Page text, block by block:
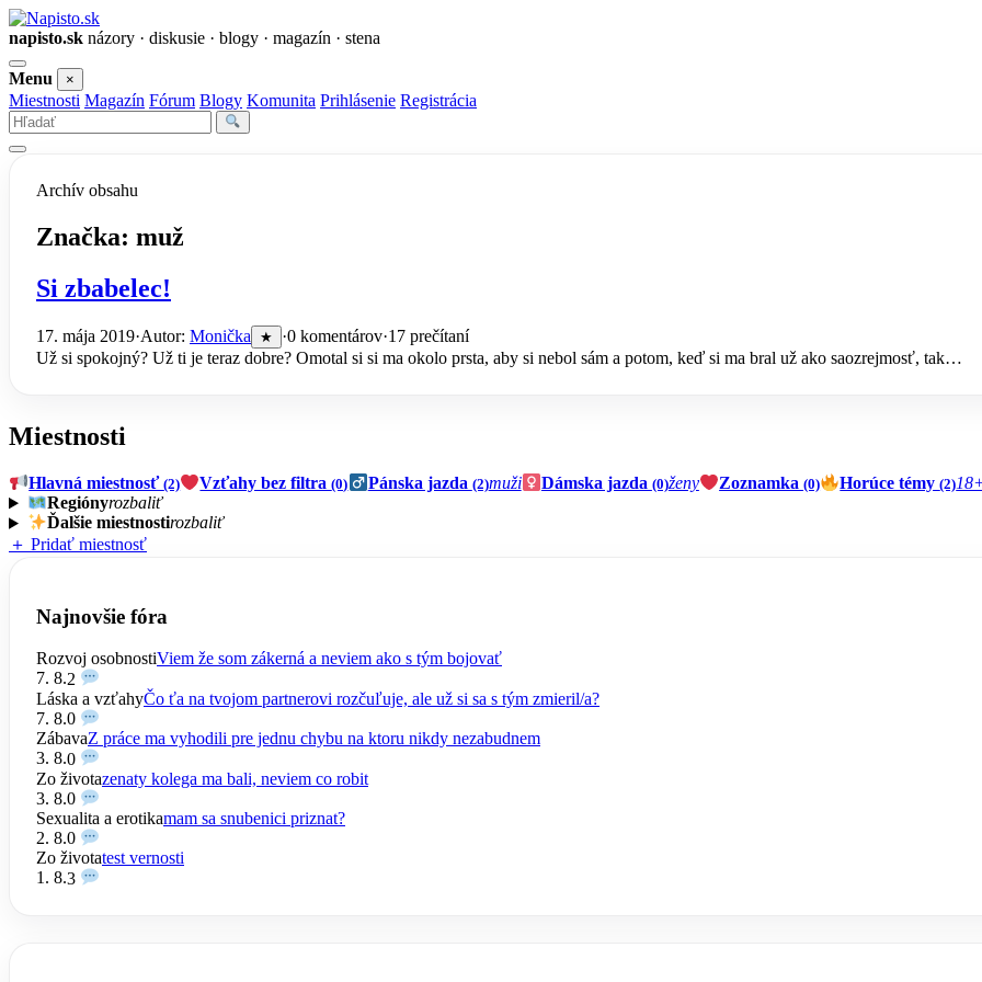
napisto.sk názory · diskusie · blogy · magazín · stena
Otvoriť
menu
Menu ×
Miestnosti Magazín Fórum Blogy Komunita Prihlásenie Registrácia
Vyhľadať
Archív obsahu
Značka: muž
Si zbabelec!
17. mája 2019·Autor: Monička ★ ·0 komentárov·17 prečítaní
Už si spokojný? Už ti je teraz dobre? Omotal si si ma okolo prsta, aby si nebol sám a potom, keď si ma bral už ako saozrejmosť, tak…
Miestnosti
Hlavná miestnosť(2) Vzťahy bez filtra(0) Pánska jazda (2)muži Dámska jazda (0)ženy Zoznamka(0) Horúce témy(2)
Regiónyrozbaliť
Ďalšie miestnostirozbaliť
＋ Pridať miestnosť
Najnovšie fóra
Rozvoj osobnostiViem že som zákerná a neviem ako s tým bojovať
7. 8.2
Láska a vzťahyČo ťa na tvojom partnerovi rozčuľuje, ale už si sa s tým zmieril/a?
7. 8.0
ZábavaZ práce ma vyhodili pre jednu chybu na ktoru nikdy nezabudnem
3. 8.0
Zo životazenaty kolega ma bali, neviem co robit
3. 8.0
Sexualita a erotikamam sa snubenici priznat?
2. 8.0
Zo životatest vernosti
1. 8.3